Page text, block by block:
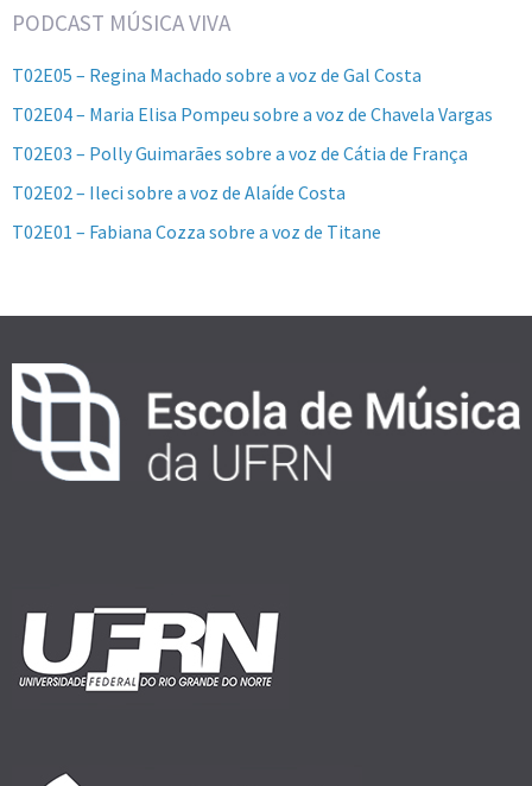
PODCAST MÚSICA VIVA
T02E05 – Regina Machado sobre a voz de Gal Costa
T02E04 – Maria Elisa Pompeu sobre a voz de Chavela Vargas
T02E03 – Polly Guimarães sobre a voz de Cátia de França
T02E02 – Ileci sobre a voz de Alaíde Costa
T02E01 – Fabiana Cozza sobre a voz de Titane